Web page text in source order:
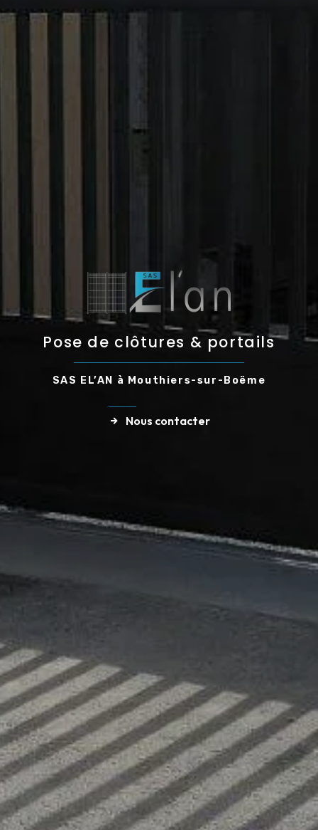
Pose de clôtures & portails
SAS EL’AN à Mouthiers-sur-Boëme
Nous contacter